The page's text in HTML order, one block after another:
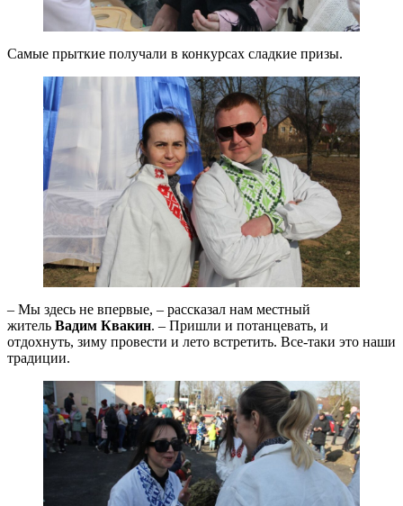
Самые прыткие получали в конкурсах сладкие призы.
– Мы здесь не впервые, – рассказал нам местный
житель Вадим Квакин. – Пришли и потанцевать, и
отдохнуть, зиму провести и лето встретить. Все-таки это наши
традиции.